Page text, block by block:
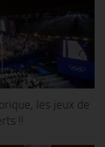
les jeux de
!!